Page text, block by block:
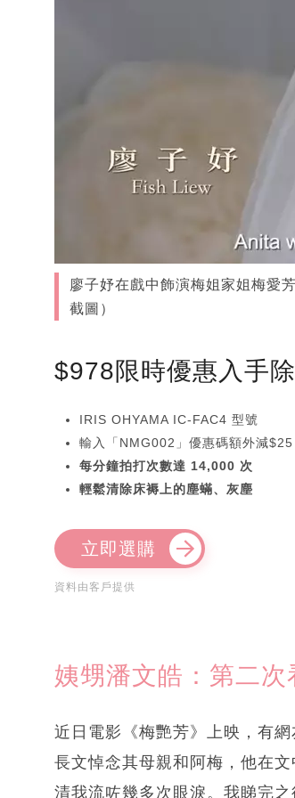
廖子妤在戲中飾演梅姐家姐梅愛
截圖）
$978限時優惠入手
IRIS OHYAMA IC-FAC4 型號
輸入「NMG002」優惠碼額外減$25
每分鐘拍打次數達 14,000 次
輕鬆清除床褥上的塵蟎、灰塵
立即選購
資料由客戶提供
姨甥潘文皓：第二次
近日電影《梅艷芳》上映，有
長文悼念其母親和阿梅，他在
清我流咗幾多次眼淚。我睇完